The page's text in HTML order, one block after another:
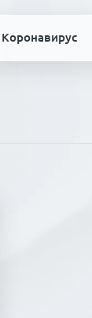
Коронавирус